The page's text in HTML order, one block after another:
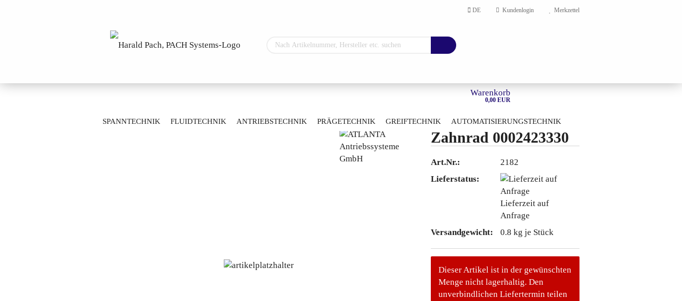
DE Kundenlogin
Konto erstellen
Passwort vergessen?
Merkzettel
Warenkorb
0,00 EUR
SPANNTECHNIK FLUIDTECHNIK ANTRIEBSTECHNIK PRÄGETECHNIK GREIFTECHNIK AUTOMATISIERUNGSTECHNIK
HOME
Zahnrad 0002423330
Art.Nr.:
2182
Lieferstatus:
Lieferzeit auf
Anfrage
Versandgewicht:
0.8 kg je Stück
Dieser Artikel ist in der gewünschten
Menge nicht lagerhaltig. Den
unverbindlichen Liefertermin teilen